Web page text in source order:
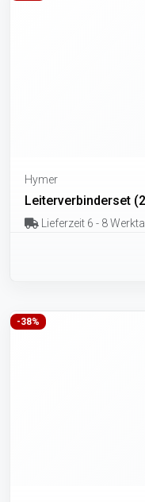
Hymer
Leiterverbinderset
Lieferzeit 6 - 8
-38%